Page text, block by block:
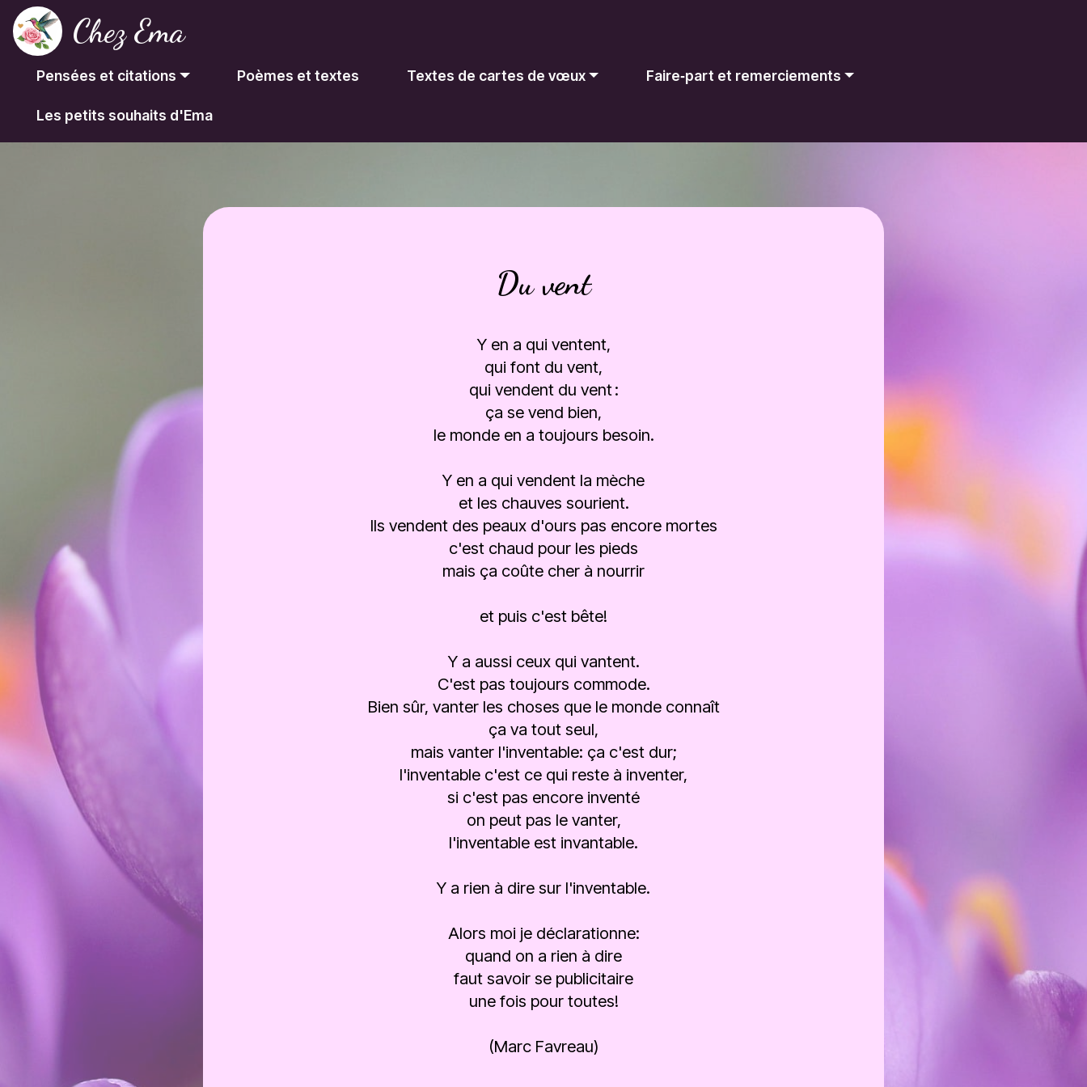
Chez Ema
Pensées et citations Poèmes et textes Textes de cartes de vœux Faire‑part et remerciements
Les petits souhaits d'Ema
Du vent
Y en a qui ventent,
qui font du vent,
qui vendent du vent :
ça se vend bien,
le monde en a toujours besoin.
Y en a qui vendent la mèche
et les chauves sourient.
Ils vendent des peaux d'ours pas encore mortes
c'est chaud pour les pieds
mais ça coûte cher à nourrir
et puis c'est bête!
Y a aussi ceux qui vantent.
C'est pas toujours commode.
Bien sûr, vanter les choses que le monde connaît
ça va tout seul,
mais vanter l'inventable: ça c'est dur;
l'inventable c'est ce qui reste à inventer,
si c'est pas encore inventé
on peut pas le vanter,
l'inventable est invantable.
Y a rien à dire sur l'inventable.
Alors moi je déclarationne:
quand on a rien à dire
faut savoir se publicitaire
une fois pour toutes!
(Marc Favreau)